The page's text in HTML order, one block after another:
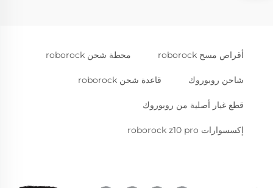
أقراص مسح roborock محطة شحن roborock
شاحن روبوروك قاعدة شحن roborock
قطع غيار أصلية من روبوروك
إكسسوارات roborock z10 pro